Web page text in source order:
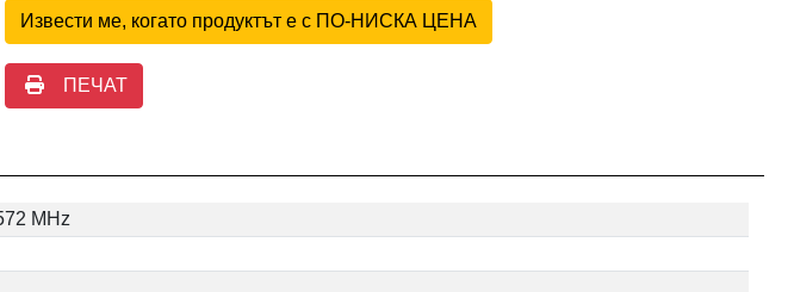
Извести ме, когато продуктът е с ПО-НИСКА ЦЕНА
ПЕЧАТ
MHz